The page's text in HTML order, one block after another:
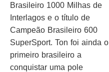
Brasileiro 1000 Milhas de
Interlagos e o título de
Campeão Brasileiro 600
SuperSport. Ton foi ainda o
primeiro brasileiro a
conquistar uma pole